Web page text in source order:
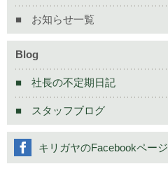
お知らせ一覧
Blog
社長の不定期日記
スタッフブログ
キリガヤのFacebookページ